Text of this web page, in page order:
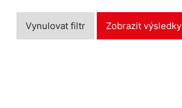
Vynulovat filtr Zobrazit výsledky